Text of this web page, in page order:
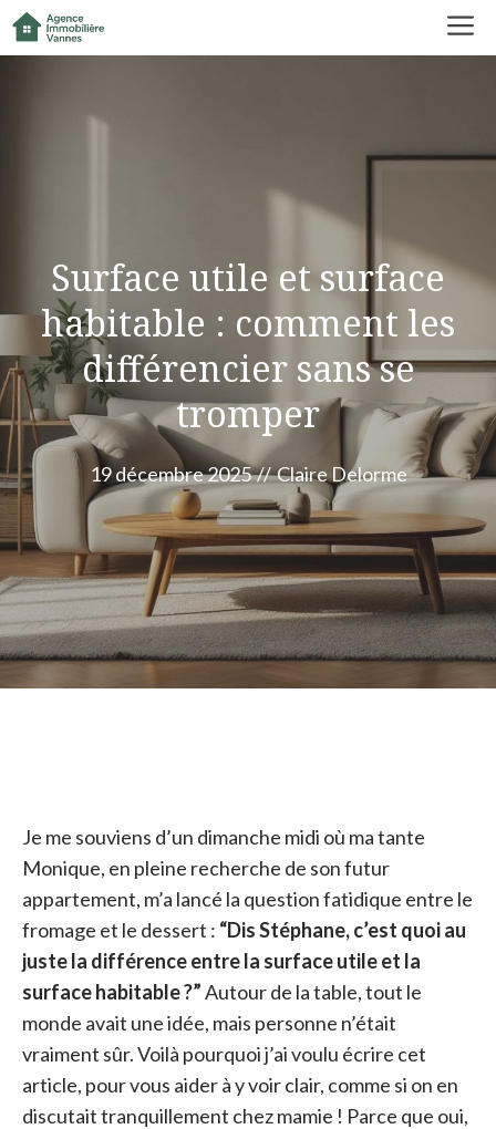
Aller
au
Surface utile et surface
habitable : comment les
différencier sans se
tromper
19 décembre 2025 // Claire Delorme
Je me souviens d’un dimanche midi où ma tante
Monique, en pleine recherche de son futur
appartement, m’a lancé la question fatidique entre le
fromage et le dessert : “Dis Stéphane, c’est quoi au
juste la différence entre la surface utile et la
surface habitable ?”Autour de la table, tout le
monde avait une idée, mais personne n’était
vraiment sûr. Voilà pourquoi j’ai voulu écrire cet
article, pour vous aider à y voir clair, comme si on en
discutait tranquillement chez mamie ! Parce que oui,